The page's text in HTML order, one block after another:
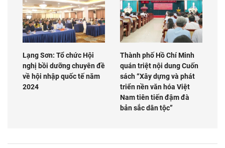
Lạng Sơn: Tổ chức Hội
nghị bồi dưỡng chuyên đề
về hội nhập quốc tế năm
2024
Thành phố Hồ Chí Minh
quán triệt nội dung Cuốn
sách “Xây dựng và phát
triển nền văn hóa Việt
Nam tiên tiến đậm đà
bản sắc dân tộc”